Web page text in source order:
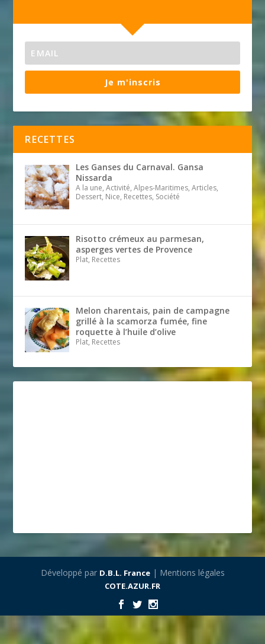
Je m'inscris
RECETTES
Les Ganses du Carnaval. Gansa
Nissarda
A la une, Activité, Alpes-Maritimes, Articles,
Dessert, Nice, Recettes, Société
Risotto crémeux au parmesan,
asperges vertes de Provence
Plat, Recettes
Melon charentais, pain de campagne
grillé à la scamorza fumée, fine
roquette à l’huile d’olive
Plat, Recettes
Développé par D.B.L. France| Mentions légales
COTE.AZUR.FR